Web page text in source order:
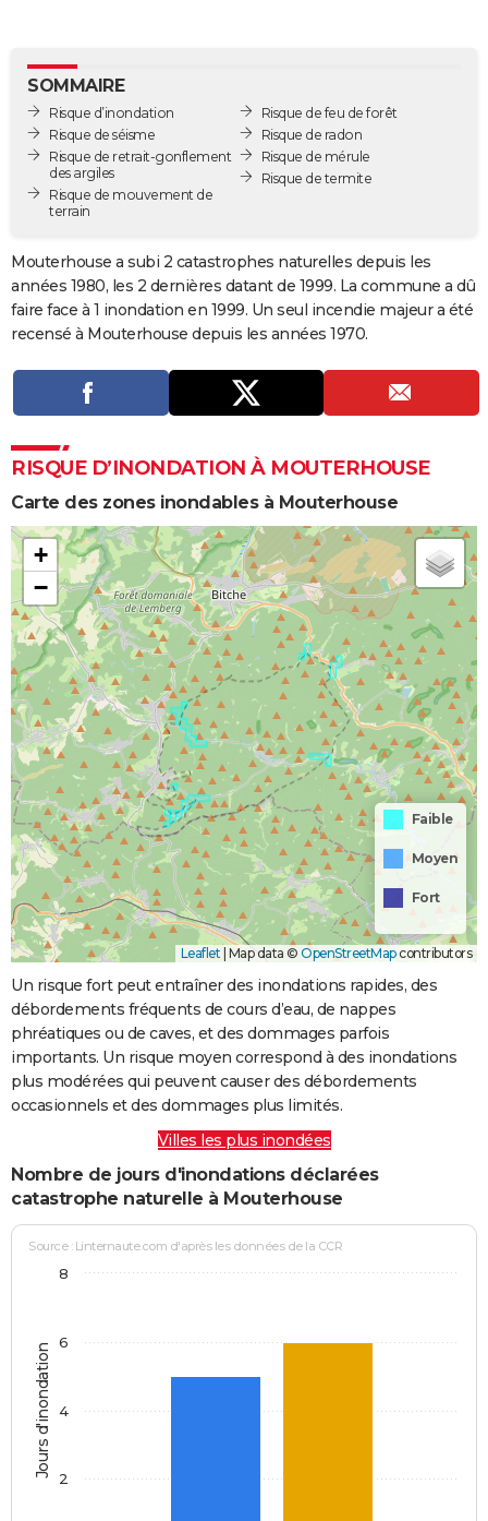
GUIDES D'ACHAT
BONS PLANS
CARTE DE VOEUX
Carte de Noël
Carte Bonne année
Carte Saint-Valentin
Carte Pâques
Carte d'anniversaire
DICTIONNAIRE
COPAINS D'AVANT
S'inscrire
Se connecter
Lycées
Collèges
Primaires
Universités
Entreprises
Service militaire
Avis de recherche
AVIS DE DÉCÈS
Bricolage
Lifestyle
Culture
Sport
Auto
Television
Voyage
Cinema
SOMMAIRE
Risque d’inondation
Risque de séisme
Risque de retrait-gonflement
des argiles
Risque de mouvement de
terrain
Risque de feu de forêt
Risque de radon
Risque de mérule
Risque de termite
Mouterhouse a subi 2 catastrophes naturelles depuis les
années 1980, les 2 dernières datant de 1999. La commune a dû
faire face à 1 inondation en 1999. Un seul incendie majeur a été
recensé à Mouterhouse depuis les années 1970.
RISQUE D’INONDATION À MOUTERHOUSE
Carte des zones inondables à Mouterhouse
+
−
Faible
Moyen
Fort
Leaflet | Map data © OpenStreetMapcontributors
Un risque fort peut entraîner des inondations rapides, des
débordements fréquents de cours d’eau, de nappes
phréatiques ou de caves, et des dommages parfois
importants. Un risque moyen correspond à des inondations
plus modérées qui peuvent causer des débordements
occasionnels et des dommages plus limités.
Villes les plus inondées
Nombre de jours d'inondations déclarées
catastrophe naturelle à Mouterhouse
Jours d'inondation
Source : Linternaute.com d'après les données de la CCR
2
4
6
8